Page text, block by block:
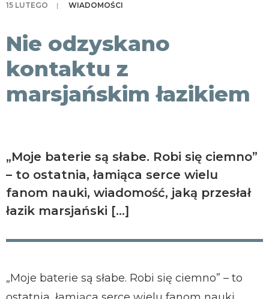
15 LUTEGO | WIADOMOŚCI
Nie odzyskano
kontaktu z
marsjańskim łazikiem
„Moje baterie są słabe. Robi się ciemno”
– to ostatnia, łamiąca serce wielu
fanom nauki, wiadomość, jaką przesłał
łazik marsjański […]
„Moje baterie są słabe. Robi się ciemno” – to